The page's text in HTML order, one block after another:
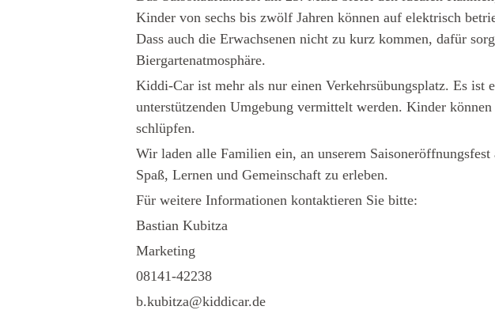
Kinder von sechs bis zwölf Jahren können auf elektrisch
Dass auch die Erwachsenen nicht zu kurz kommen, dafür
Biergartenatmosphäre.
Kiddi-Car ist mehr als nur einen Verkehrsübungsplatz. Es ist
unterstützenden Umgebung vermittelt werden. Kinder
schlüpfen.
Wir laden alle Familien ein, an unserem
Spaß, Lernen und Gemeinschaft zu erleben.
Für weitere Informationen kontaktieren Sie bitte:
Bastian Kubitza
Marketing
08141-42238
b.kubitza@kiddicar.de